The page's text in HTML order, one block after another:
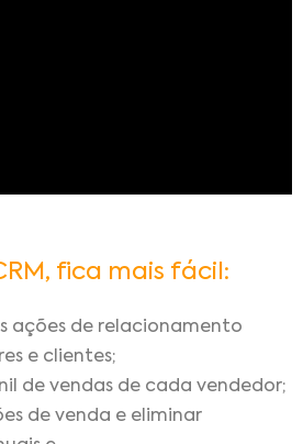
fica mais fácil:
ações de relacionamento
e clientes;
de vendas de cada vendedor;
de venda e eliminar